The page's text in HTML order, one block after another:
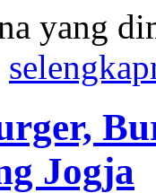
yang
Jogja